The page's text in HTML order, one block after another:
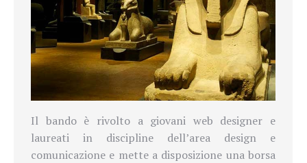
Il bando è rivolto a giovani web designer e
laureati in discipline dell’area design e
comunicazione e mette a disposizione una borsa